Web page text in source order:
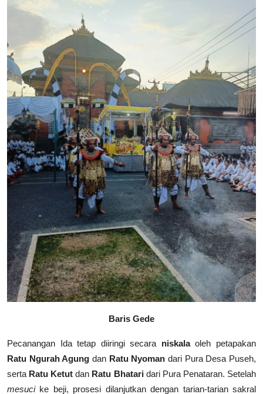
Baris Gede
Pecanangan Ida tetap diiringi secara niskalaoleh petapakan
Ratu Ngurah Agung dan Ratu Nyoman dari Pura Desa Puseh,
serta Ratu Ketut dan Ratu Bhataridari Pura Penataran. Setelah
mesucike beji, prosesi dilanjutkan dengan tarian-tarian sakral